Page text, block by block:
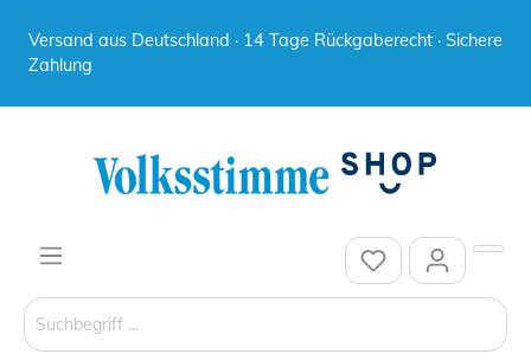
Versand aus Deutschland · 14 Tage Rückgaberecht · Sichere
Zahlung